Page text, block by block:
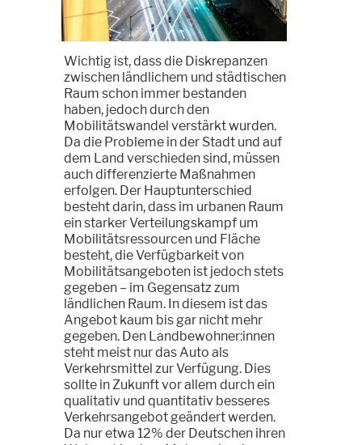
Wichtig ist, dass die Diskrepanzen
zwischen ländlichem und städtischen
Raum schon immer bestanden
haben, jedoch durch den
Mobilitätswandel verstärkt wurden.
Da die Probleme in der Stadt und auf
dem Land verschieden sind, müssen
auch differenzierte Maßnahmen
erfolgen. Der Hauptunterschied
besteht darin, dass im urbanen Raum
ein starker Verteilungskampf um
Mobilitätsressourcen und Fläche
besteht, die Verfügbarkeit von
Mobilitätsangeboten ist jedoch stets
gegeben – im Gegensatz zum
ländlichen Raum. In diesem ist das
Angebot kaum bis gar nicht mehr
gegeben. Den Landbewohner:innen
steht meist nur das Auto als
Verkehrsmittel zur Verfügung. Dies
sollte in Zukunft vor allem durch ein
qualitativ und quantitativ besseres
Verkehrsangebot geändert werden.
Da nur etwa 12% der Deutschen ihren